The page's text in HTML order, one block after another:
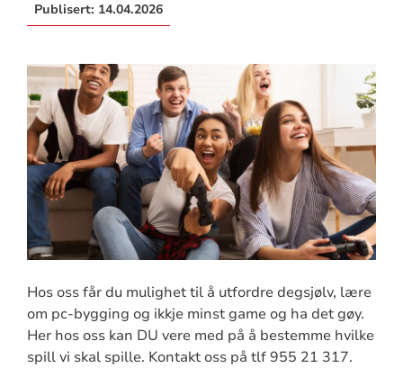
Publisert: 14.04.2026
Hos oss får du mulighet til å utfordre degsjølv, lære
om pc-bygging og ikkje minst game og ha det gøy.
Her hos oss kan DU vere med på å bestemme hvilke
spill vi skal spille. Kontakt oss på tlf 955 21 317.